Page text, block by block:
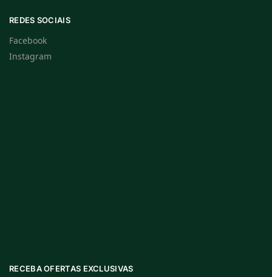
REDES SOCIAIS
Facebook
Instagram
RECEBA OFERTAS EXCLUSIVAS